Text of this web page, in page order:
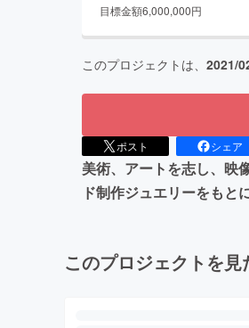
目標金額6,000,000円
このプロジェクトは、 2021/
ポスト シェア
美術、アートを志し、映
ド制作ジュエリーをもと
このプロジェクトを